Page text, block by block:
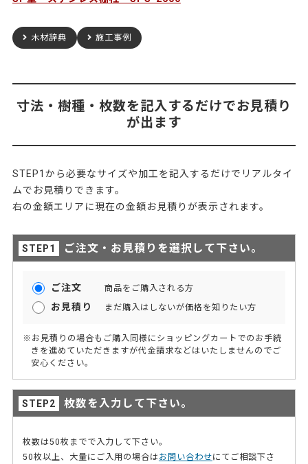
木材辞典 施工事例
寸法・樹種・枚数を記入するだけでお見積り
が出ます
STEP1から必要なサイズや加工を記入するだけでリアルタイ
ムでお見積りできます。
右の金額エリアに現在の金額お見積りが表示されます。
ご注文・お見積りを選択して下さい。
ご注文 商品をご購入される方
お見積り まだ購入はしないが価格を知りたい方
※お見積りの場合もご購入同様にショッピングカートでのお手続
きを進めていただきますが代金請求などはいたしませんのでご
安心ください。
枚数を入力して下さい。
枚数は50枚までで入力して下さい。
50枚以上、大量にご入用の場合はお問い合わせにてご相談下さ